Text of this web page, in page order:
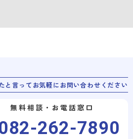
と言ってお気軽にお問い合わせください
無料相談・お電話窓口
262-7890